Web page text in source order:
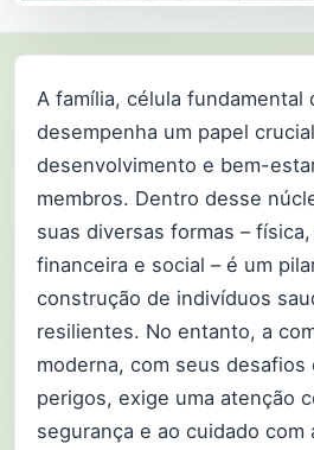
A família, célula fundamental
desempenha um papel
desenvolvimento e bem-
membros. Dentro desse
suas diversas formas –
financeira e social – é um
construção de indivíduos
resilientes. No entanto, a
moderna, com seus desafios
perigos, exige uma atenção
segurança e ao cuidado com